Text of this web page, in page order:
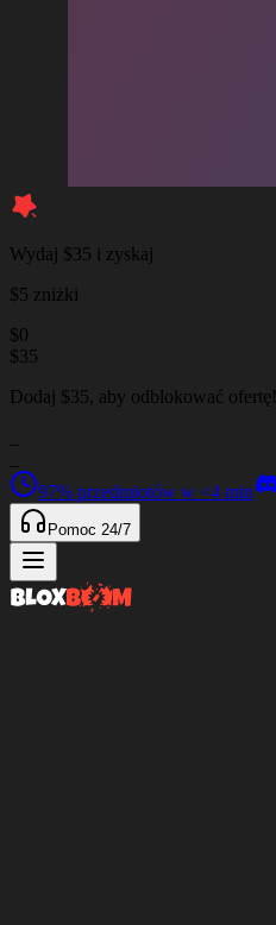
Wydaj $35 i zyskaj
$5 zniżki
$0
$35
Dodaj $35, aby odblokować ofertę!
97% przedmiotów w <4 min
Pomoc 24/7